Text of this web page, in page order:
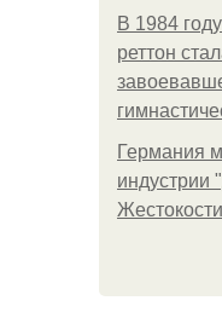
В 1984
реттон
Германия
индустрии